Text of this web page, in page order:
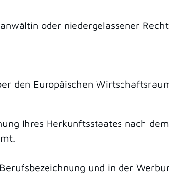
oder niedergelassener
den Europäischen
Ihres Herkunftsstaates nach
und in der